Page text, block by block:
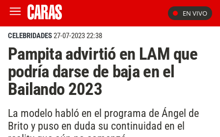
EN VIVO
CELEBRIDADES27-07-2023 22:38
Pampita advirtió en LAM que
podría darse de baja en el
Bailando 2023
La modelo habló en el programa de Ángel de
Brito y puso en duda su continuidad en el